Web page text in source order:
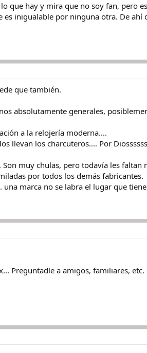
que hay y mira que no soy fan, pero es
es inigualable por ninguna otra. De ahí
que también.
absolutamente generales,
a la relojería moderna....
llevan los charcuteros.... Por
muy chulas, pero todavía les faltan
por todos los demás fabricantes.
marca no se labra el lugar que
Preguntadle a amigos, familiares, etc.